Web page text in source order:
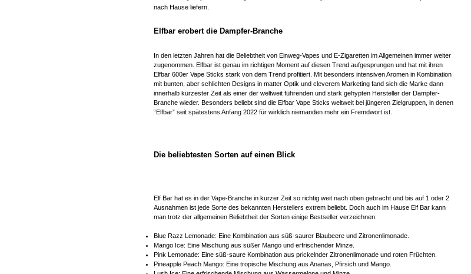
nach Hause liefern.
Elfbar erobert die Dampfer-Branche
In den letzten Jahren hat die Beliebtheit von Einweg-Vapes und E-Zigaretten im Allgemeinen immer weiter
zugenommen. Elfbar ist genau im richtigen Moment auf diesen Trend aufgesprungen und hat mit ihren
Elfbar 600er Vape Sticks stark von dem Trend profitiert. Mit besonders intensiven Aromen in Kombination
mit bunten, aber schlichten Designs in matter Optik und cleverem Marketing fand sich die Marke dann
innerhalb kürzester Zeit als einer der weltweit führenden und stark gehypten Hersteller der Dampfer-
Branche wieder. Besonders beliebt sind die Elfbar Vape Sticks weltweit bei jüngeren Zielgruppen, in denen
“Elfbar” seit spätestens Anfang 2022 für wirklich niemanden mehr ein Fremdwort ist.
Die beliebtesten Sorten auf einen Blick
Elf Bar hat es in der Vape-Branche in kurzer Zeit so richtig weit nach oben gebracht und bis auf 1 oder 2
Ausnahmen ist jede Sorte des bekannten Herstellers extrem beliebt. Doch auch im Hause Elf Bar kann
man trotz der allgemeinen Beliebtheit der Sorten einige Bestseller verzeichnen:
Blue Razz Lemonade: Eine Kombination aus süß-saurer Blaubeere und Zitronenlimonade.
Mango Ice: Eine Mischung aus süßer Mango und erfrischender Minze.
Pink Lemonade: Eine süß-saure Kombination aus prickelnder Zitronenlimonade und roten Früchten.
Pineapple Peach Mango: Eine tropische Mischung aus Ananas, Pfirsich und Mango.